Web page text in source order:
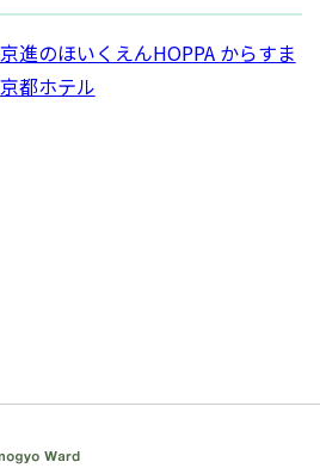
京進のほいくえんHOPPA からすま
京都ホテル